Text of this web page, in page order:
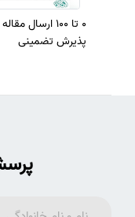
0 تا 100 ارسال
پذیرش تضمینی